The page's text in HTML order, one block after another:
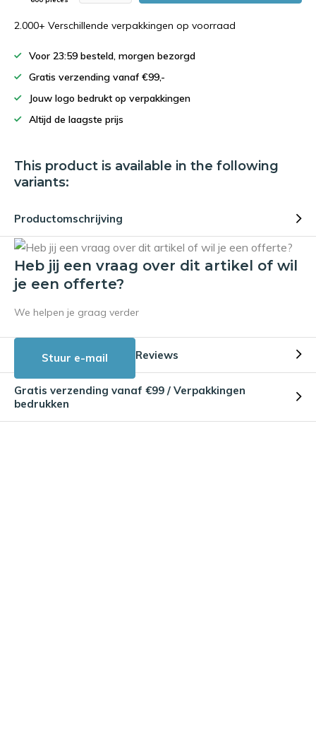
2.000+ Verschillende verpakkingen op voorraad
Voor 23:59 besteld, morgen bezorgd
Gratis verzending vanaf €99,-
Jouw logo bedrukt op verpakkingen
Altijd de laagste prijs
This product is available in the following
variants:
Productomschrijving
Heb jij een vraag over dit artikel of wil
je een offerte?
We helpen je graag verder
Stuur e-mail Reviews
Gratis verzending vanaf €99 / Verpakkingen
bedrukken